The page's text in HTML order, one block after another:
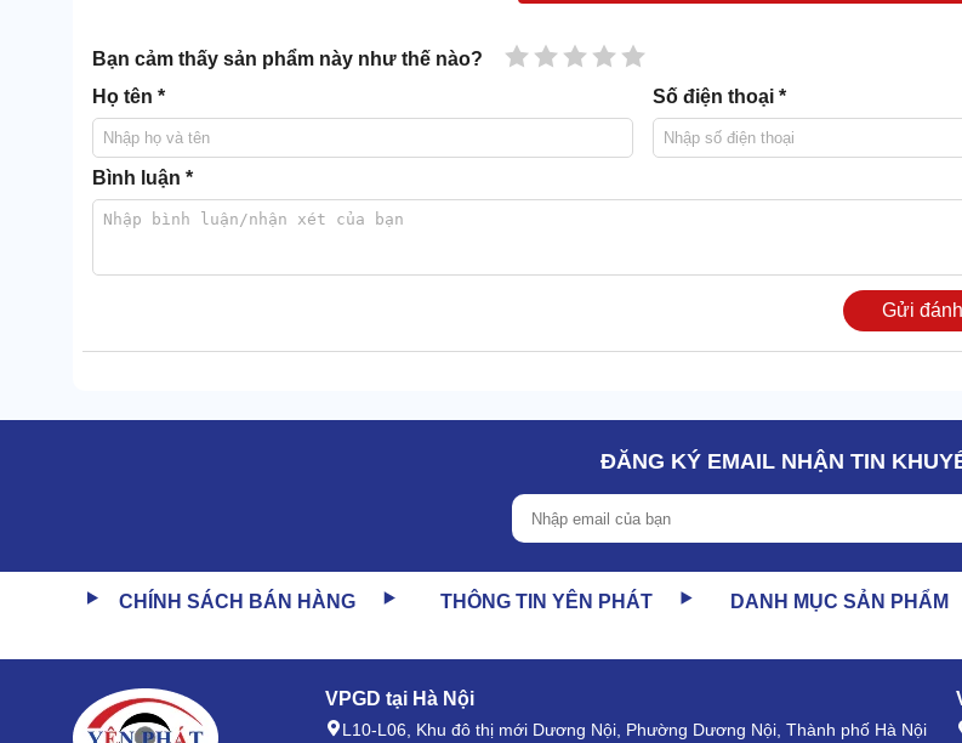
Nhờ vậy, có thể nâng cao hiệu suất nén khí, đáp ứng các công việc đặc thù hoạt động tần suất cao.
Kết cấu các bộ phận đơn giản được hàn chặt với nhau. Tạo bình chứa kín khí để không rung lắc
Bạn cảm thấy sản phẩm này như thế nào? 5 sao
4 sao
3 sao
2 sao
1 sao
Họ tên * Số điện thoại *
Bình luận *
Gửi
ĐĂNG KÝ EMAIL NHẬN TIN
CHÍNH SÁCH BÁN HÀNG THÔNG TIN YÊN PHÁT DANH MỤC SẢN PHẨM
VPGD tại Hà Nội
L10-L06, Khu đô thị mới Dương Nội, Phường Dương Nội, Thành phố Hà Nội